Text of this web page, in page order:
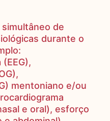
de
durante o
mentoniano e/ou
e oral), esforço